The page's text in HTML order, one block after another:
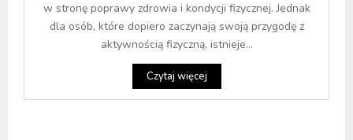
w stronę poprawy zdrowia i kondycji fizycznej. Jednak
dla osób, które dopiero zaczynają swoją przygodę z
aktywnością fizyczną, istnieje...
Czytaj więcej